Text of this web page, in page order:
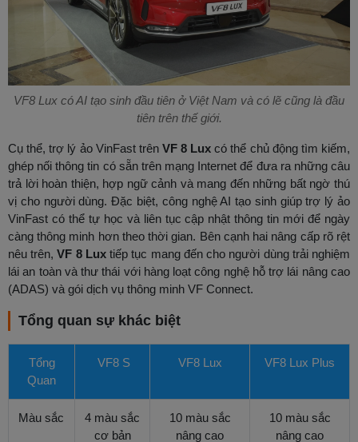
VF8 Lux có AI tạo sinh đầu tiên ở Việt Nam và có lẽ cũng là đầu
tiên trên thế giới.
Cụ thể, trợ lý ảo VinFast trên VF 8 Lux có thể chủ động tìm kiếm,
ghép nối thông tin có sẵn trên mạng Internet để đưa ra những câu
trả lời hoàn thiện, hợp ngữ cảnh và mang đến những bất ngờ thú
vị cho người dùng. Đặc biệt, công nghệ AI tạo sinh giúp trợ lý ảo
VinFast có thể tự học và liên tục cập nhật thông tin mới để ngày
càng thông minh hơn theo thời gian. Bên cạnh hai nâng cấp rõ rệt
nêu trên,VF 8 Luxtiếp tục mang đến cho người dùng trải nghiệm
lái an toàn và thư thái với hàng loạt công nghệ hỗ trợ lái nâng cao
(ADAS) và gói dịch vụ thông minh VF Connect.
Tổng quan sự khác biệt
Tổng
Quan
VF8 S VF8 Lux VF8 Lux Plus
Màu sắc
4 màu sắc
cơ bản
10 màu sắc
nâng cao
10 màu sắc
nâng cao